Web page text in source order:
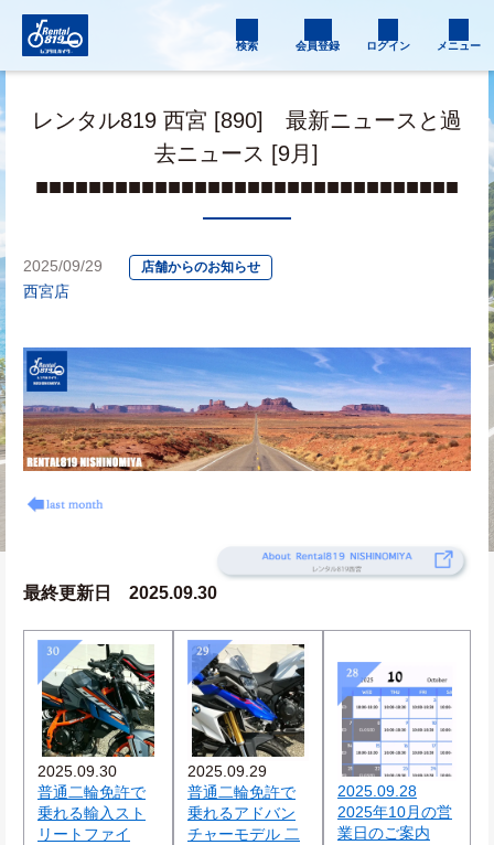
検索 会員登録 ログイン メニュー
レンタル819 西宮 [890] 最新ニュースと過
去ニュース [9月]
■■■■■■■■■■■■■■■■■■■■■■■■■■■■■■■■
2025/09/29 店舗からのお知らせ
西宮店
最終更新日　2025.09.30
2025.09.30
普通二輪免許で
乗れる輸入スト
リートファイ
2025.09.29
普通二輪免許で
乗れるアドバン
チャーモデル 二
2025.09.28
2025年10月の営
業日のご案内